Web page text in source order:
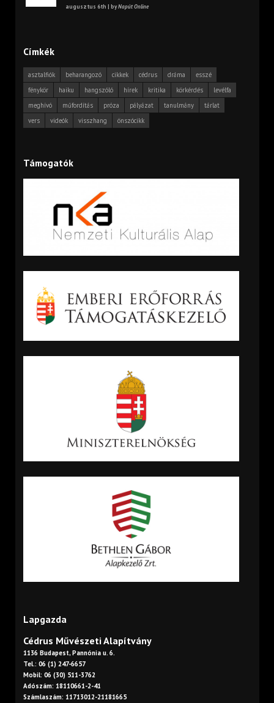
augusztus 6th | byNapút Online
Címkék
asztalfiók beharangozó cikkek cédrus dráma
esszé
fénykör
haiku hangszóló hírek kritika körkérdés
levélfa
meghívó
műfordítás próza pályázat tanulmány
tárlat
vers
videók visszhang önszócikk
Támogatók
Lapgazda
Cédrus Művészeti Alapítvány
1136 Budapest, Pannónia u. 6.
Tel.: 06 (1) 247-6657
Mobil: 06 (30) 511-3762
Adószám: 18110661-2-41
Számlaszám: 11713012-21181665